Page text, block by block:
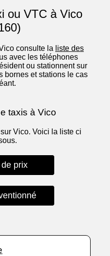
ou VTC à Vico
consulte la liste des
avec les téléphones
ou stationnent sur
bornes et stations le cas
taxis à Vico
Vico. Voici la liste ci
prix